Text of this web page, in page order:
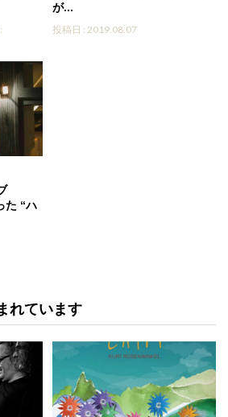
が...
投稿日 : 2019.08.07
た “ハ
れています